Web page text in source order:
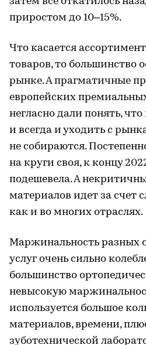
приростом до 10–15%.
Что касается
товаров, то большинство
рынке. А прагматичные
европейских
негласно дали понять,
и всегда и уходить с
не собираются.
на круги своя, к концу
подешевела. А
материалов идет за счет
как и во многих отраслях.
Маржинальность разных
услуг очень сильно
большинство
невысокую
используется большое
материалов, времени,
зуботехнической